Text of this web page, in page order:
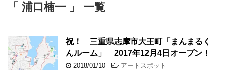
「 浦口楠一 」 一覧
祝！ 三重県志摩市大王町「まんまるく
んルーム」 2017年12月4日オープン！
2018/01/10 -アートスポット